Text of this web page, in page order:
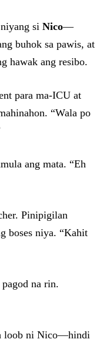
si Nico—
buhok sa pawis, at
hawak ang resibo.
para ma-ICU at
“Wala po
ang mata. “Eh
Pinipigilan
boses niya. “Kahit
pagod na rin.
loob ni Nico—hindi